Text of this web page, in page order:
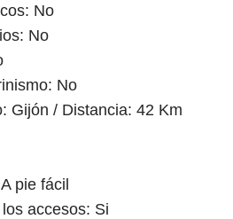
No
No
No
Gijón / Distancia: 42 Km
pie fácil
accesos: Si